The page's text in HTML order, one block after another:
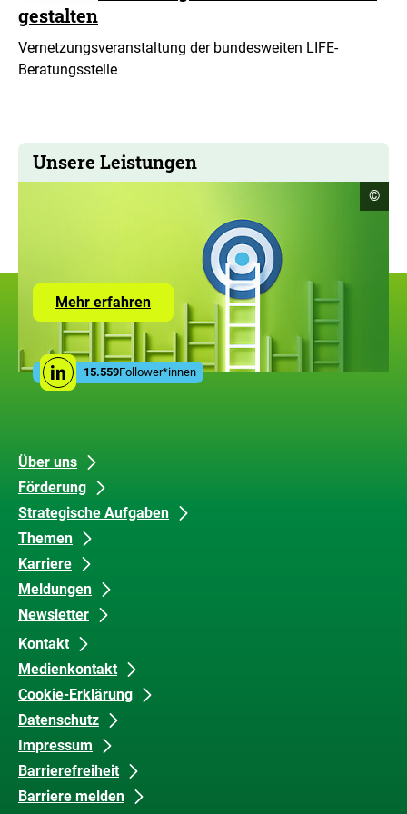
gestalten
Vernetzungsveranstaltung der bundesweiten LIFE-
Beratungsstelle
Unsere Leistungen
Mehr erfahrenZur
Seite
Leistungen
der
ZUG
Social
MediaLinkedin
15.559Follower*innen
©
Unsere
Inhalte
Über uns
Förderung
Strategische Aufgaben
Themen
Karriere
Meldungen
Newsletter
Datenschutz
und
Barrierefreiheit
Kontakt
Medienkontakt
Cookie-Erklärung
Datenschutz
Impressum
Barrierefreiheit
Barriere melden